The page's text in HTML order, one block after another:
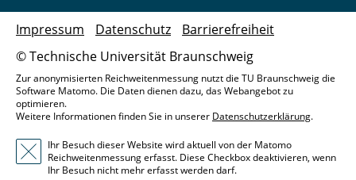
© Technische Universität Braunschweig
Impressum Datenschutz Barrierefreiheit
Zur anonymisierten Reichweitenmessung nutzt die TU Braunschweig die
Software Matomo. Die Daten dienen dazu, das Webangebot zu
optimieren.
Weitere Informationen finden Sie in unserer Datenschutzerklärung.
Ihr Besuch dieser Website wird aktuell von der Matomo
Reichweitenmessung erfasst. Diese Checkbox deaktivieren, wenn
Ihr Besuch nicht mehr erfasst werden darf.